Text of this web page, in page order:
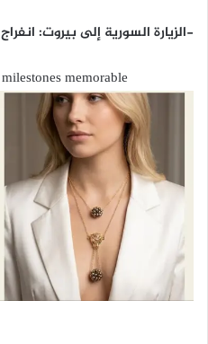
-الزيارة السورية إلى بيروت:
memorable